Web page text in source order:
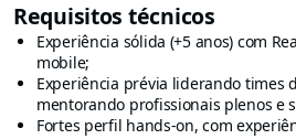
Requisitos técnicos
Experiência sólida (+5 anos) com
mobile;
Experiência prévia liderando times
mentorando profissionais plenos e
Fortes perfil hands-on, com